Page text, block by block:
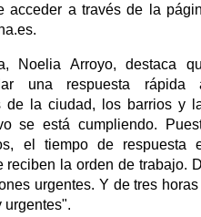
acceder a través de la
Noelia Arroyo, destaca
una respuesta rápida
de la ciudad, los barrios y
se está cumpliendo.
el tiempo de respuesta
reciben la orden de trabajo.
urgentes. Y de tres
urgentes".